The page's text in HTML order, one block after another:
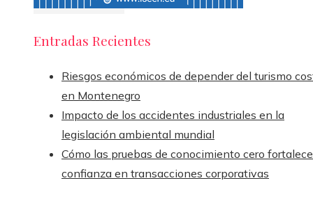
Entradas Recientes
Riesgos económicos de depender del turismo
en Montenegro
Impacto de los accidentes industriales en la
legislación ambiental mundial
Cómo las pruebas de conocimiento cero
confianza en transacciones corporativas